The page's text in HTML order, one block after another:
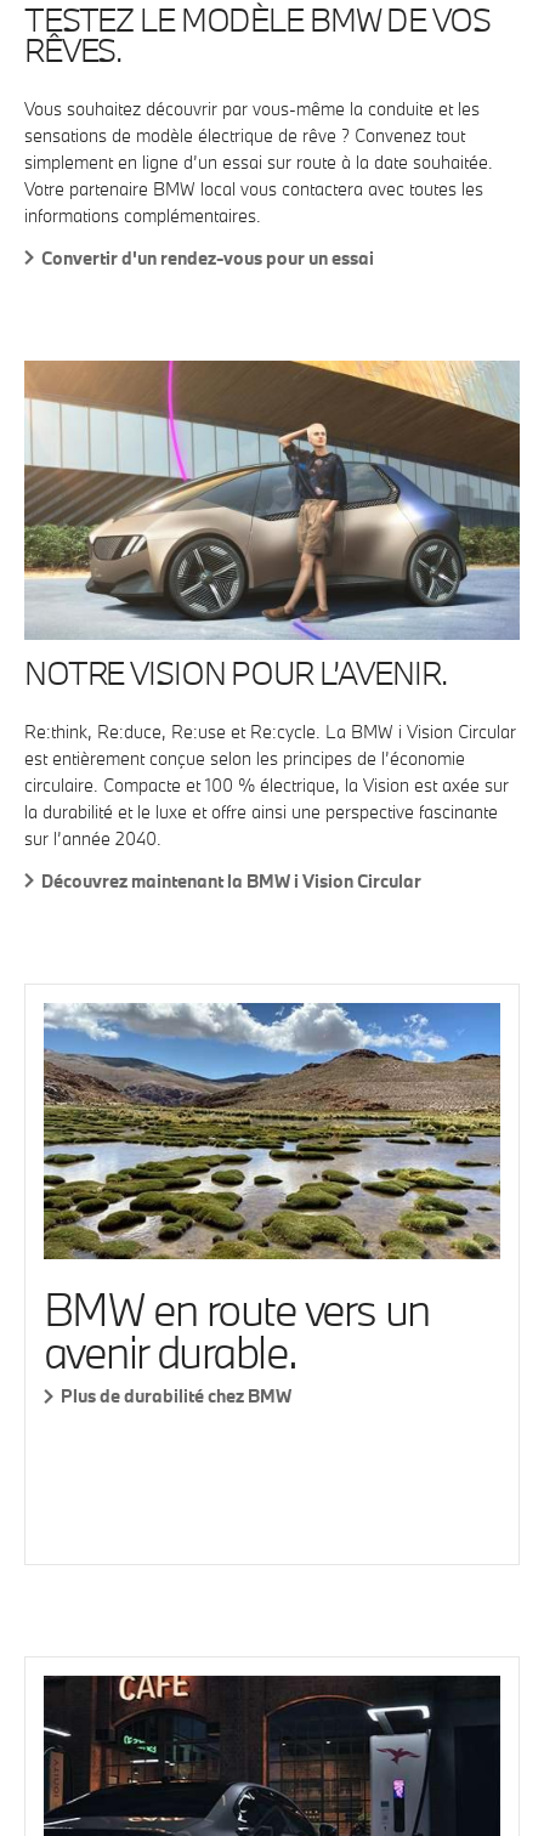
TESTEZ LE MODÈLE BMW DE VOS
RÊVES.
Vous souhaitez découvrir par vous-même la conduite et les
sensations de modèle électrique de rêve ? Convenez tout
simplement en ligne d’un essai sur route à la date souhaitée.
Votre partenaire BMW local vous contactera avec toutes les
informations complémentaires.
Convertir d'un rendez-vous pour un essai
NOTRE VISION POUR L’AVENIR.
Re:think, Re:duce, Re:use et Re:cycle. La BMW i Vision Circular
est entièrement conçue selon les principes de l’économie
circulaire. Compacte et 100 % électrique, la Vision est axée sur
la durabilité et le luxe et offre ainsi une perspective fascinante
sur l’année 2040.
Découvrez maintenant la BMW i Vision Circular
BMW en route vers un
avenir durable.
Plus de durabilité chez BMW